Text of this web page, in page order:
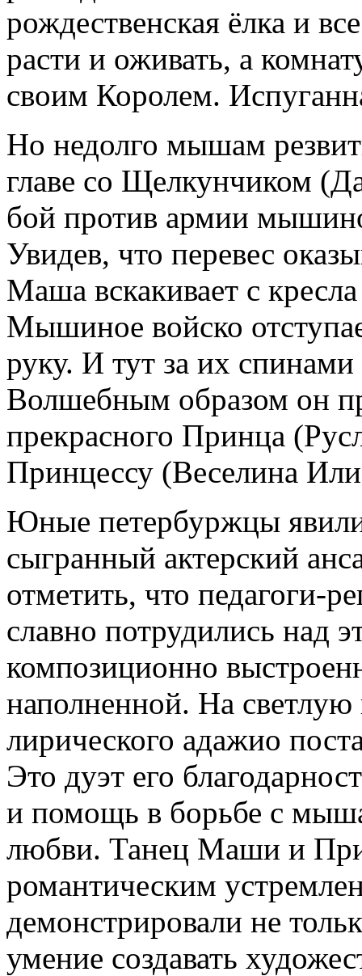
рождественская ёлка и
расти и оживать, а
своим Королем.
Но недолго мышам
главе со Щелкунчиком
бой против армии
Увидев, что перевес
Маша вскакивает с
Мышиное войско
руку. И тут за их
Волшебным образом он
прекрасного Принца
Принцессу (Веселина
Юные петербуржцы
сыгранный актерский
отметить, что педагоги-
славно потрудились над
композиционно
наполненной. На
лирического адажио
Это дуэт его
и помощь в борьбе с
любви. Танец Маши и
романтическим
демонстрировали не
умение создавать